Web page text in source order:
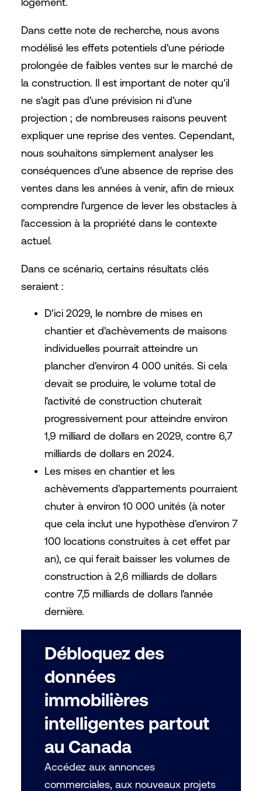
Dans cette note de recherche, nous avons
modélisé les effets potentiels d'une période
prolongée de faibles ventes sur le marché de
la construction. Il est important de noter qu'il
ne s'agit pas d'une prévision ni d'une
projection ; de nombreuses raisons peuvent
expliquer une reprise des ventes. Cependant,
nous souhaitons simplement analyser les
conséquences d'une absence de reprise des
ventes dans les années à venir, afin de mieux
comprendre l'urgence de lever les obstacles à
l'accession à la propriété dans le contexte
actuel.
Dans ce scénario, certains résultats clés
seraient :
D'ici 2029, le nombre de mises en
chantier et d'achèvements de maisons
individuelles pourrait atteindre un
plancher d'environ 4 000 unités. Si cela
devait se produire, le volume total de
l'activité de construction chuterait
progressivement pour atteindre environ
1,9 milliard de dollars en 2029, contre 6,7
milliards de dollars en 2024.
Les mises en chantier et les
achèvements d'appartements pourraient
chuter à environ 10 000 unités (à noter
que cela inclut une hypothèse d'environ 7
100 locations construites à cet effet par
an), ce qui ferait baisser les volumes de
construction à 2,6 milliards de dollars
contre 7,5 milliards de dollars l'année
dernière.
Débloquez des
données
immobilières
intelligentes partout
au Canada
Accédez aux annonces
commerciales, aux nouveaux projets